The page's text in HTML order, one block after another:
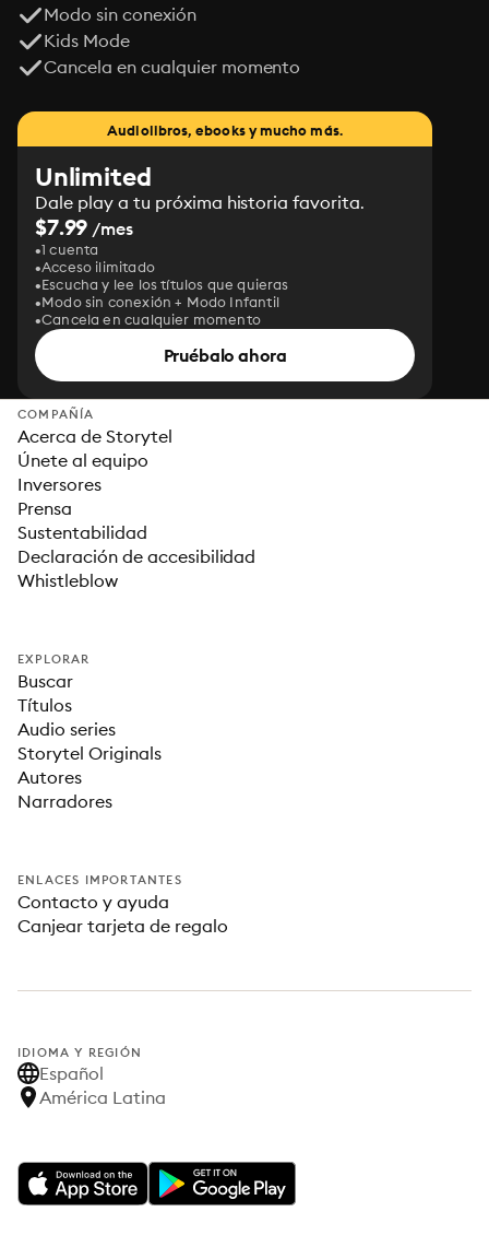
Modo sin conexión
Kids Mode
Cancela en cualquier momento
Audiolibros, ebooks y mucho más.
Unlimited
Dale play a tu próxima historia favorita.
$7.99 /mes
1 cuenta
Acceso ilimitado
Escucha y lee los títulos que quieras
Modo sin conexión + Modo Infantil
Cancela en cualquier momento
Pruébalo ahora
COMPAÑÍA
Acerca de Storytel
Únete al equipo
Inversores
Prensa
Sustentabilidad
Declaración de accesibilidad
Whistleblow
EXPLORAR
Buscar
Títulos
Audio series
Storytel Originals
Autores
Narradores
ENLACES IMPORTANTES
Contacto y ayuda
Canjear tarjeta de regalo
IDIOMA Y REGIÓN
Español
América Latina